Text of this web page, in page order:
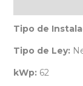
Tipo de
Tipo de Ley:
kWp: 62